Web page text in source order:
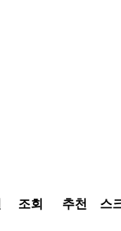
조회 추천 스